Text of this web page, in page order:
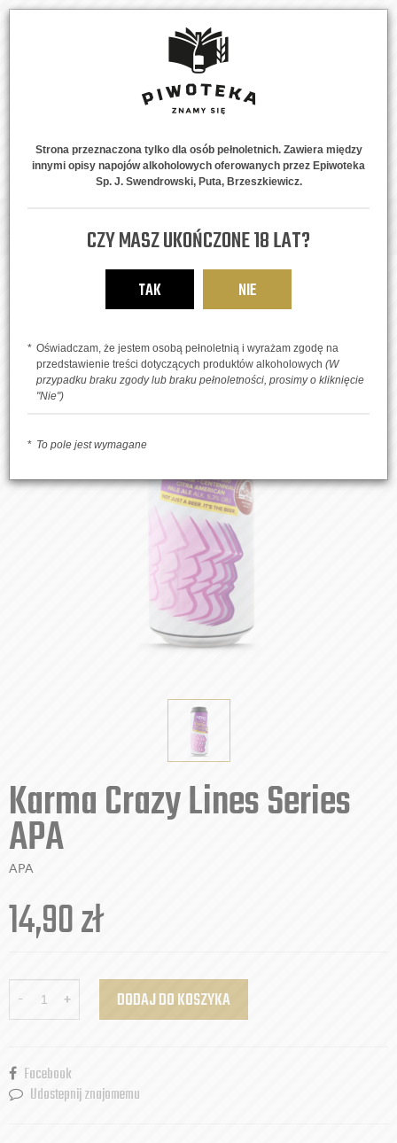
MENU 0
Karma Crazy Lines Series
APA
APA
14,90zł
- + DODAJ DO KOSZYKA
Facebook
Udostepnij znajomemu
Strona przeznaczona tylko dla osób pełnoletnich. Zawiera między
innymi opisy napojów alkoholowych oferowanych przez Epiwoteka
Sp. J. Swendrowski, Puta, Brzeszkiewicz.
CZY MASZ UKOŃCZONE 18 LAT?
TAK NIE
Oświadczam, że jestem osobą pełnoletnią i wyrażam zgodę na
przedstawienie treści dotyczących produktów alkoholowych (W
przypadku braku zgody lub braku pełnoletności, prosimy o kliknięcie
"Nie")
To pole jest wymagane